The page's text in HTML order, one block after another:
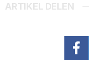
ARTIKEL DELEN